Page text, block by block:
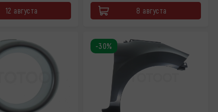
12 августа 8 августа
-30%